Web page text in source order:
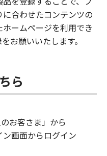
合わせたコンテンツの
ームページを利用でき
お願いいたします。
ら
お客さま」から
画面からログイン